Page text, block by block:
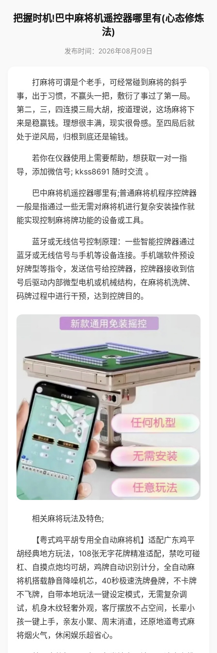
把握时机!巴中麻将机遥控器哪里有(心态修炼
法)
发布时间：2026年08月09日
打麻将可谓是个老手，可经常碰到麻将的斜乎
事，出于习惯，不赢头一把，敷衍了事过了第一局。
第二，三，四连摸三局大胡，按道理说，这场麻将下
来是稳赢钱。理想很丰满，现实很骨感。至四局后就
处于逆风局，归根到底还是输钱。
若你在仪器使用上需要帮助，想获取一对一指
导，添加微信号; kkss8691 随时交流 。
巴中麻将机遥控器哪里有;普通麻将机程序控牌器
一般是指通过一些无需对麻将机进行复杂安装操作就
能实现控制麻将牌功能的设备或工具。
蓝牙或无线信号控制原理：一些智能控牌器通过
蓝牙或无线信号与手机等设备连接。手机端软件预设
好牌型等指令，发送信号给控牌器，控牌器接收到信
号后驱动内部微型电机或机械结构，在麻将机洗牌、
码牌过程中进行干预，达到控牌目的。
相关麻将玩法及特色;
【粤式鸡平胡专用全自动麻将机】适配广东鸡平
胡经典地方玩法，108张无字花牌精准适配，禁吃可碰
杠、自摸点炮均可胡，鸡牌自动识别计分，全自动麻
将机搭载静音降噪机芯，40秒极速洗牌叠牌，不卡牌
不飞牌，自带本地玩法一键设定模式，无需复杂调
试，机身木纹轻奢外观，客厅摆放不占空间，长辈小
孩一键上手，亲友小聚、周末消遣，还原地道粤式麻
将烟火气，休闲娱乐超省心。